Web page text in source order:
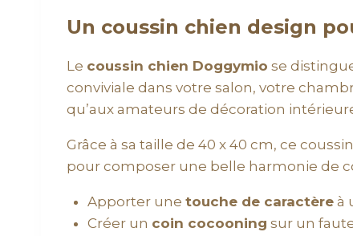
Un coussin chien design
Le coussin chien Doggymio se
conviviale dans votre salon, votre
qu’aux amateurs de décoration
Grâce à sa taille de 40 x 40 cm, ce
pour composer une belle harmonie de
Apporter une touche de caractèreà
Créer un coin cocooning sur un